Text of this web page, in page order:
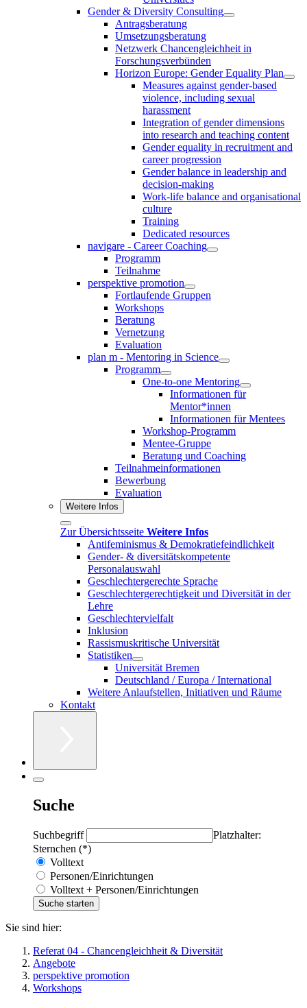
Gender & Diversity Consulting
Antragsberatung
Umsetzungsberatung
Netzwerk Chancengleichheit in
Forschungsverbünden
Horizon Europe: Gender Equality Plan
Measures against gender-based
violence, including sexual
harassment
Integration of gender dimensions
into research and teaching content
Gender equality in recruitment and
career progression
Gender balance in leadership and
decision-making
Work-life balance and organisational
culture
Training
Dedicated resources
navigare - Career Coaching
Programm
Teilnahme
perspektive promotion
Fortlaufende Gruppen
Workshops
Beratung
Vernetzung
Evaluation
plan m - Mentoring in Science
Programm
One-to-one Mentoring
Informationen für
Mentor*innen
Informationen für Mentees
Workshop-Programm
Mentee-Gruppe
Beratung und Coaching
Teilnahmeinformationen
Bewerbung
Evaluation
Weitere Infos
Zur Übersichtsseite Weitere Infos
Antifeminismus & Demokratiefeindlichkeit
Gender- & diversitätskompetente
Personalauswahl
Geschlechtergerechte Sprache
Geschlechtergerechtigkeit und Diversität in der
Lehre
Geschlechtervielfalt
Inklusion
Rassismuskritische Universität
Statistiken
Universität Bremen
Deutschland / Europa / International
Weitere Anlaufstellen, Initiativen und Räume
Kontakt
Suche
Suchbegriff
Platzhalter:
Sternchen (*)
Volltext
Personen/Einrichtungen
Volltext + Personen/Einrichtungen
Sie sind hier:
Referat 04 - Chancengleichheit & Diversität
Angebote
perspektive promotion
Workshops